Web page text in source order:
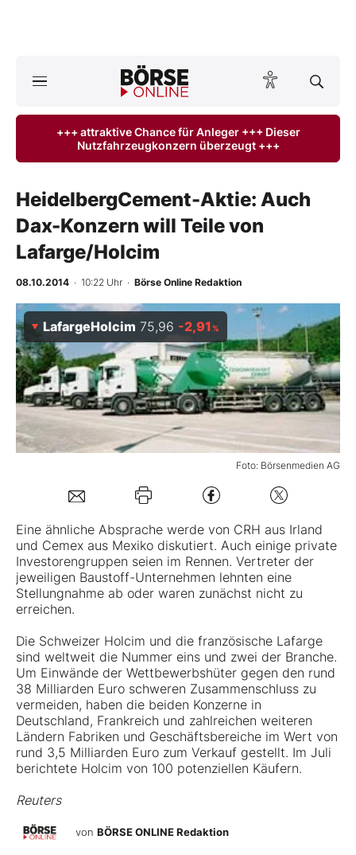
ktuelle Ausgabe BÖRSE ONLINE lesen
Anlageprodukte
Finanz-Check
Abo & Shop
BO-Musterdepots
Experten
Mein B:O
Mein Konto
Folgen Sie uns
Kontakt
+++ attraktive Chance für Anleger +++ Dieser
Nutzfahrzeugkonzern überzeugt +++
HeidelbergCement-Aktie: Auch
Dax-Konzern will Teile von
Lafarge/Holcim
08.10.2014 · 10:22 Uhr · Börse Online Redaktion
Foto: Börsenmedien AG
LafargeHolcim 75,96 -2,91%
Eine ähnliche Absprache werde von CRH aus Irland
und Cemex aus Mexiko diskutiert. Auch einige private
Investorengruppen seien im Rennen. Vertreter der
jeweiligen Baustoff-Unternehmen lehnten eine
Stellungnahme ab oder waren zunächst nicht zu
erreichen.
Die Schweizer Holcim und die französische Lafarge
sind weltweit die Nummer eins und zwei der Branche.
Um Einwände der Wettbewerbshüter gegen den rund
38 Milliarden Euro schweren Zusammenschluss zu
vermeiden, haben die beiden Konzerne in
Deutschland, Frankreich und zahlreichen weiteren
Ländern Fabriken und Geschäftsbereiche im Wert von
rund 3,5 Milliarden Euro zum Verkauf gestellt. Im Juli
berichtete Holcim von 100 potenziellen Käufern.
Reuters
von BÖRSE ONLINE Redaktion